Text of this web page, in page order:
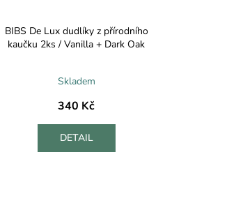
BIBS De Lux dudlíky z přírodního
kaučku 2ks / Vanilla + Dark Oak
Skladem
340 Kč
DETAIL